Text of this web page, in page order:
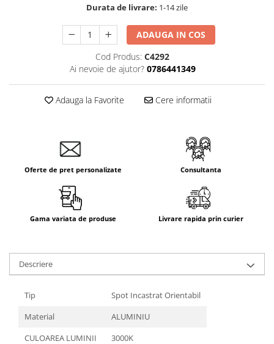
Aparataj Smart
Livolo
Intrerupatoare Touch / Standard
Prize + Intrerupatoare
Living Now With Netatmo
Aparataj Aplicat
Aparataj Clasic
Gama Legrand Niloe
Durata de livrare: 1-14 zile
ADAUGA IN COS
Cod Produs: C4292
Ai nevoie de ajutor? 0786441349
Adauga la Favorite Cere informatii
Oferte de pret personalizate Consultanta
Gama variata de produse Livrare rapida prin curier
Descriere
Tip
Spot Incastrat Orientabil
Material
ALUMINIU
CULOAREA LUMINII
3000K